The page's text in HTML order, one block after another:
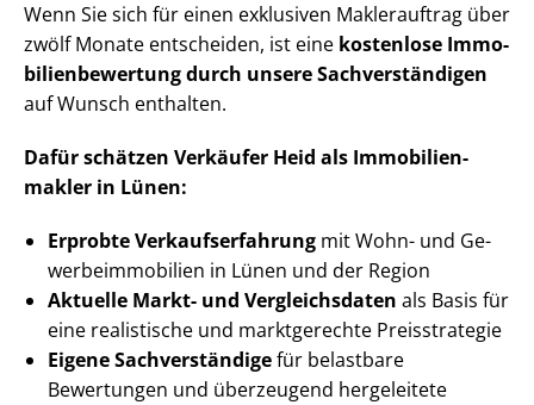
Wenn Sie sich für einen exklusiven Maklerauftrag über
zwölf Monate entscheiden, ist eine kostenlose Im­mo­
bi­li­en­be­wer­tung durch unsere Sach­ver­stän­di­gen
auf Wunsch enthalten.
Dafür schätzen Verkäufer Heid als Im­mo­bi­li­en­
mak­ler in Lünen:
Erprobte Ver­kaufs­er­fah­rung mit Wohn- und Ge­
wer­be­im­mo­bi­li­en in Lünen und der Region
Aktuelle Markt- und Vergleichsdaten als Basis für
eine realistische und marktgerechte Preisstrategie
Eigene Sachverständigefür belastbare
Bewertungen und überzeugend hergeleitete